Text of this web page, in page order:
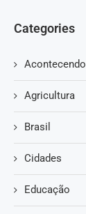
Categories
Acontecendo
Agricultura
Brasil
Cidades
Educação